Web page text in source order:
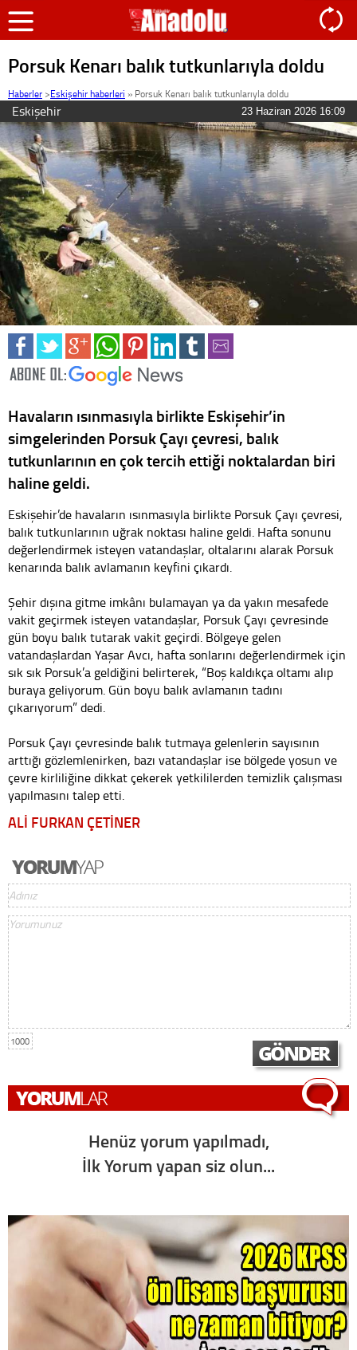
Porsuk Kenarı balık tutkunlarıyla doldu
Haberler >Eskişehir haberleri » Porsuk Kenarı balık tutkunlarıyla doldu
Eskişehir 23 Haziran 2026 16:09
Havaların ısınmasıyla birlikte Eskişehir’in
simgelerinden Porsuk Çayı çevresi, balık
tutkunlarının en çok tercih ettiği noktalardan biri
haline geldi.
Eskişehir’de havaların ısınmasıyla birlikte Porsuk Çayı çevresi,
balık tutkunlarının uğrak noktası haline geldi. Hafta sonunu
değerlendirmek isteyen vatandaşlar, oltalarını alarak Porsuk
kenarında balık avlamanın keyfini çıkardı.
Şehir dışına gitme imkânı bulamayan ya da yakın mesafede
vakit geçirmek isteyen vatandaşlar, Porsuk Çayı çevresinde
gün boyu balık tutarak vakit geçirdi. Bölgeye gelen
vatandaşlardan Yaşar Avcı, hafta sonlarını değerlendirmek için
sık sık Porsuk’a geldiğini belirterek, “Boş kaldıkça oltamı alıp
buraya geliyorum. Gün boyu balık avlamanın tadını
çıkarıyorum” dedi.
Porsuk Çayı çevresinde balık tutmaya gelenlerin sayısının
arttığı gözlemlenirken, bazı vatandaşlar ise bölgede yosun ve
çevre kirliliğine dikkat çekerek yetkililerden temizlik çalışması
yapılmasını talep etti.
ALİ FURKAN ÇETİNER
1000
Henüz yorum yapılmadı,
İlk Yorum yapan siz olun...